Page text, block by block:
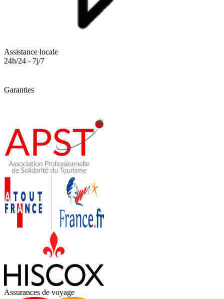
Assistance locale
24h/24 - 7j/7
Garanties
Assurances de voyage